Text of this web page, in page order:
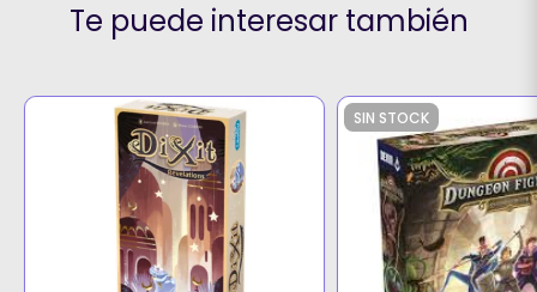
Te puede interesar también
SIN STOCK